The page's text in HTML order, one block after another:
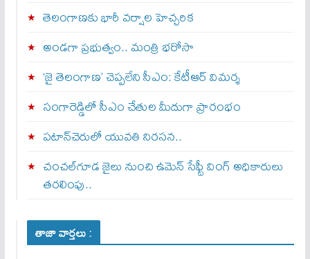
తెలంగాణకు భారీ వర్షాల హెచ్చరిక
అండగా ప్రభుత్వం.. మంత్రి భరోసా
‘జై తెలంగాణ’ చెప్పలేని సీఎం: కేటీఆర్ విమర్శ
సంగారెడ్డిలో సీఎం చేతుల మీదుగా ప్రారంభం
పటాన్‌చెరులో యువతి నిరసన..
చంచల్‌గూడ జైలు నుంచి ఉమెన్ సేఫ్టీ వింగ్ అధికారులు
తరలింపు..
తాజా వార్తలు :